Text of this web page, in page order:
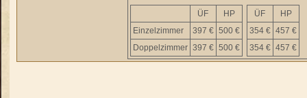
ÜF
HP
Einzelzimmer
397 € 500 €
Doppelzimmer 397 € 500 €
ÜF
HP
354 € 457 €
354 € 457 €